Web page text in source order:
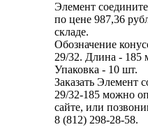
Элемент
по цене 987,36
складе.
Обозначение
29/32. Длина - 185
Упаковка - 10 шт.
Заказать Элемент
29/32-185 можно
сайте, или
8 (812) 298-28-58.